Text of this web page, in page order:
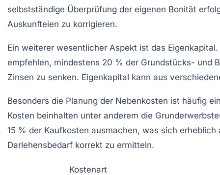
selbstständige Überprüfung der eigenen Bonität
Auskunfteien zu korrigieren.
Ein weiterer wesentlicher Aspekt ist das Eigenkapital
empfehlen, mindestens 20 % der Grundstücks- und
Zinsen zu senken. Eigenkapital kann aus
Besonders die Planung der Nebenkosten ist häufig
Kosten beinhalten unter anderem die
15 % der Kaufkosten ausmachen, was sich
Darlehensbedarf korrekt zu ermitteln.
Kostenart